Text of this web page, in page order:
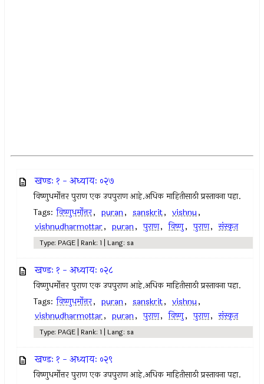
खण्डः १ - अध्यायः ०२७
विष्णुधर्मोत्तर पुराण एक उपपुराण आहे.अधिक माहितीसाठी प्रस्तावना पहा.
Tags: विष्णुधर्मोत्तर, puran, sanskrit, vishnu,
vishnudharmottar, puran, पुराण, विष्णु, पुराण, संस्कृत
Type: PAGE | Rank: 1 | Lang: sa
खण्डः १ - अध्यायः ०२८
विष्णुधर्मोत्तर पुराण एक उपपुराण आहे.अधिक माहितीसाठी प्रस्तावना पहा.
Tags: विष्णुधर्मोत्तर, puran, sanskrit, vishnu,
vishnudharmottar, puran, पुराण, विष्णु, पुराण, संस्कृत
Type: PAGE | Rank: 1 | Lang: sa
खण्डः १ - अध्यायः ०२९
विष्णुधर्मोत्तर पुराण एक उपपुराण आहे.अधिक माहितीसाठी प्रस्तावना पहा.